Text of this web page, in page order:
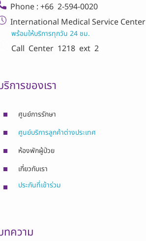
Phone : +66 2-594-0020
International Medical Service Center
ร้อมให้บริการทุกวัน 24 ชม.
Call Center 1218 ext 2
การของเรา
ศูนย์การรักษา
ศูนย์บริการลูกค้าต่างประเทศ
ห้องพักผู้ป่วย
เกี่ยวกับเรา
ประกันที่เข้าร่วม
ทความ